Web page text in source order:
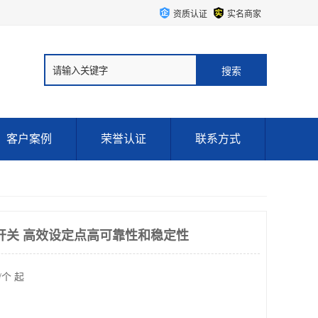
资质认证 实名商家
客户案例 荣誉认证 联系方式
关 高效设定点高可靠性和稳定性
起